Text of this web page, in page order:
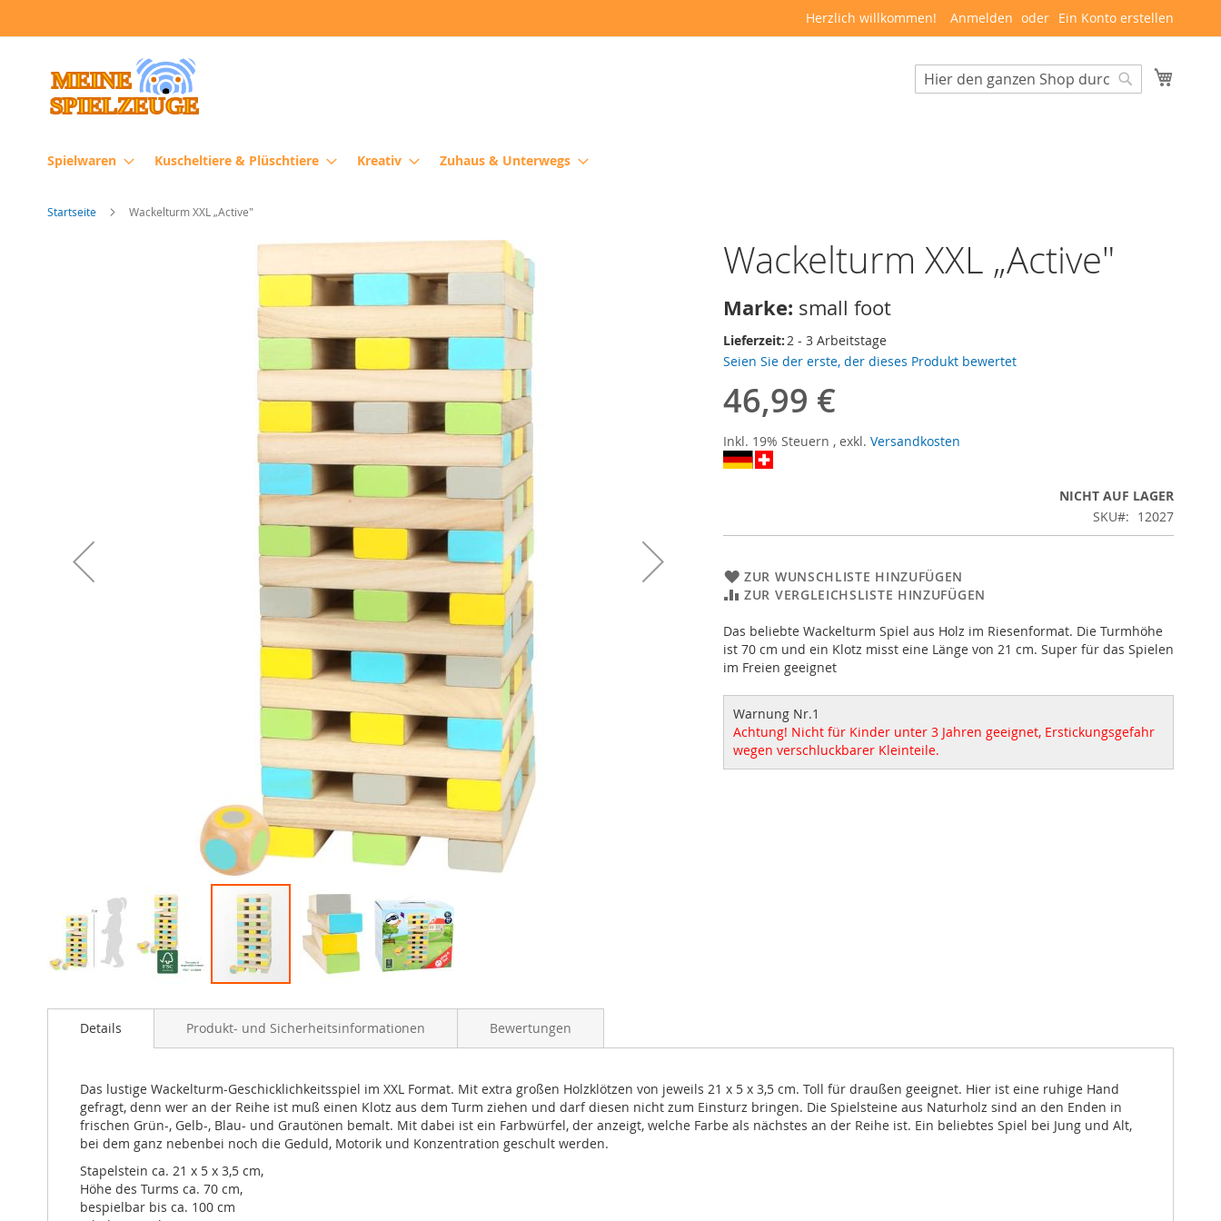
zum
Herzlich willkommen! Anmelden Ein Konto erstellen
Suche
Spielwaren Kuscheltiere & Plüschtiere Kreativ Zuhaus & Unterwegs
Startseite Wackelturm XXL „Active"
Anfang
Wackelturm XXL „Active"
Marke: small foot
Lieferzeit:2 - 3 Arbeitstage
Seien Sie der erste, der dieses Produkt bewertet
46,99 €
Inkl. 19% Steuern , exkl. Versandkosten
NICHT AUF LAGER
SKU
12027
ZUR WUNSCHLISTE HINZUFÜGEN
ZUR VERGLEICHSLISTE HINZUFÜGEN
Das beliebte Wackelturm Spiel aus Holz im Riesenformat. Die Turmhöhe
ist 70 cm und ein Klotz misst eine Länge von 21 cm. Super für das Spielen
im Freien geeignet
Warnung Nr.1
Achtung! Nicht für Kinder unter 3 Jahren geeignet, Erstickungsgefahr
wegen verschluckbarer Kleinteile.
Details
Das lustige Wackelturm-Geschicklichkeitsspiel im XXL Format. Mit extra großen Holzklötzen von jeweils 21 x 5 x 3,5 cm. Toll für draußen geeignet. Hier ist eine ruhige Hand
gefragt, denn wer an der Reihe ist muß einen Klotz aus dem Turm ziehen und darf diesen nicht zum Einsturz bringen. Die Spielsteine aus Naturholz sind an den Enden in
frischen Grün-, Gelb-, Blau- und Grautönen bemalt. Mit dabei ist ein Farbwürfel, der anzeigt, welche Farbe als nächstes an der Reihe ist. Ein beliebtes Spiel bei Jung und Alt,
bei dem ganz nebenbei noch die Geduld, Motorik und Konzentration geschult werden.
Stapelstein ca. 21 x 5 x 3,5 cm,
Höhe des Turms ca. 70 cm,
bespielbar bis ca. 100 cm
Produkt- und Sicherheitsinformationen Bewertungen